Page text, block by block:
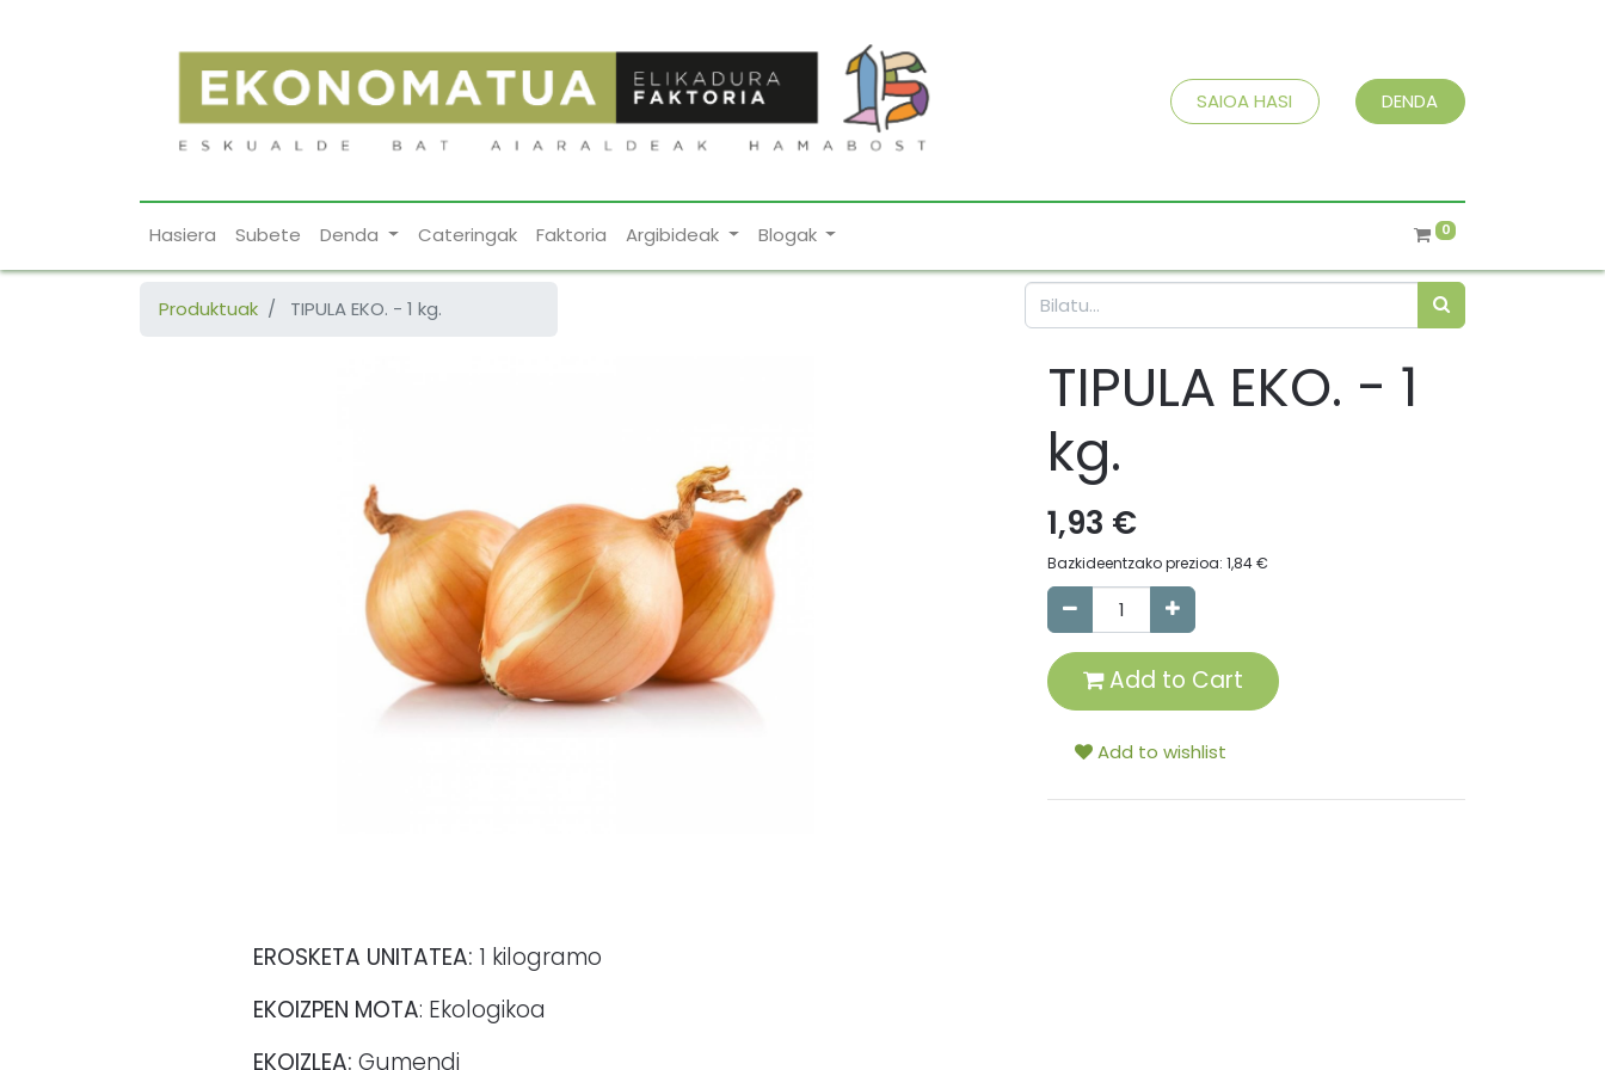
SAIOA HASI DENDA
Hasiera Subete Denda Cateringak Faktoria Argibideak Blogak 0
Produktuak TIPULA EKO. - 1 kg.
TIPULA EKO. - 1
kg.
1,93 €
Bazkideentzako prezioa: 1,84€
Add to Cart
Add to wishlist
EROSKETA UNITATEA: 1 kilogramo
EKOIZPEN MOTA: Ekologikoa
EKOIZLEA: Gumendi